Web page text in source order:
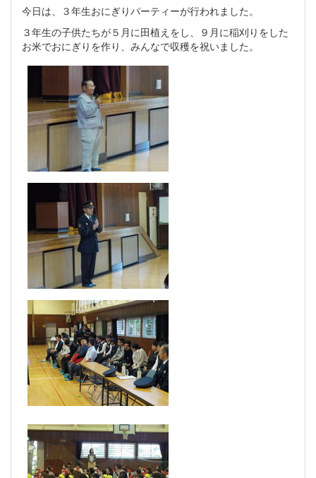
今日は、３年生おにぎりパーティーが行われました。
３年生の子供たちが５月に田植えをし、９月に稲刈りをした
お米でおにぎりを作り、みんなで収穫を祝いました。